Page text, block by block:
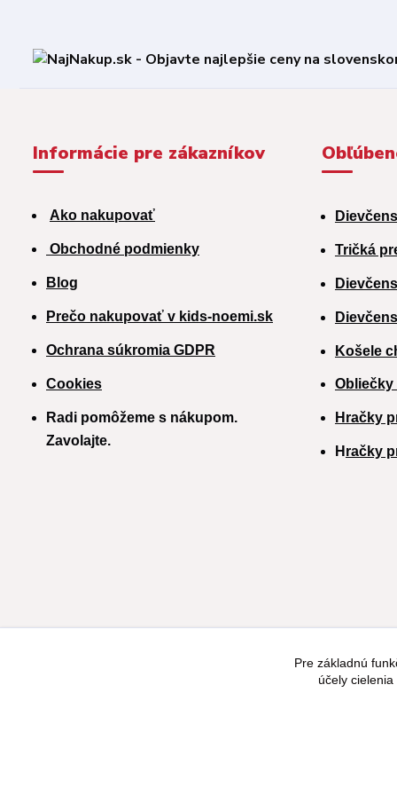
Informácie pre zákazníkov
Ako nakupovať
Obchodné podmienky
Blog
Prečo nakupovať v kids-noemi.sk
Ochrana súkromia GDPR
Cookies
Radi pomôžeme s nákupom.
Zavolajte.
Tričká
Košele
Hračky
H račky
Pre základnú
účely